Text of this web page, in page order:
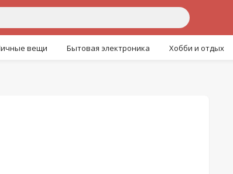
вещи Бытовая электроника Хобби и отдых